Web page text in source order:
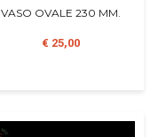
VASO OVALE 230 MM.
€ 25,00